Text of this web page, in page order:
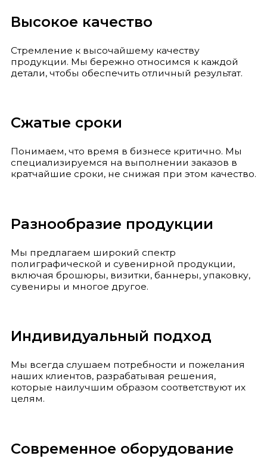
Высокое качество
Стремление к высочайшему качеству
продукции. Мы бережно относимся к каждой
детали, чтобы обеспечить отличный результат.
Сжатые сроки
Понимаем, что время в бизнесе критично. Мы
специализируемся на выполнении заказов в
кратчайшие сроки, не снижая при этом качество.
Разнообразие продукции
Мы предлагаем широкий спектр
полиграфической и сувенирной продукции,
включая брошюры, визитки, баннеры, упаковку,
сувениры и многое другое.
Индивидуальный подход
Мы всегда слушаем потребности и пожелания
наших клиентов, разрабатывая решения,
которые наилучшим образом соответствуют их
целям.
Современное оборудование